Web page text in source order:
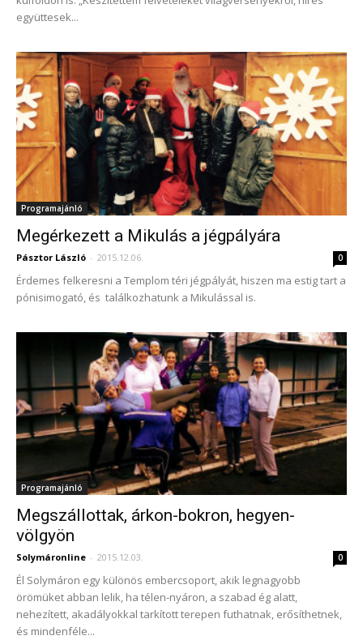
együttesek...
Programajánló
Megérkezett a Mikulás a jégpályára
Pásztor László - 2015.12.06. 0
Érdemes felkeresni a Templom téri jégpályát, hiszen ma estig tart a
pónisimogató, és találkozhatunk a Mikulással is.
Programajánló
Megszállottak, árkon-bokron, hegyen-
völgyön
Solymáronline - 2015.12.03. 0
Él Solymáron egy különös embercsoport, akik legnagyobb
örömüket abban lelik, ha télen-nyáron, a szabad ég alatt,
nehezített, akadályokkal tarkított terepen futhatnak, erősíthetnek,
és mindenféle...